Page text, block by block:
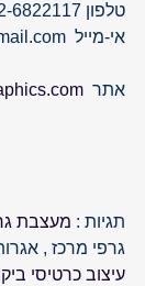
טלפון 052-6822117
אתר
תגיות : מעצבת
גרפי מרכז ,
עיצוב כרטיסי